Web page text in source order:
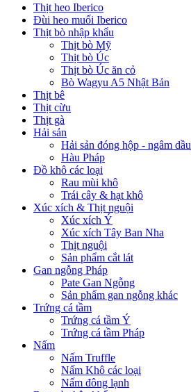
Thịt heo Iberico
Đùi heo muối Iberico
Thịt bò nhập khẩu
Thịt bò Mỹ
Thịt bò Úc
Thịt bò Úc ăn cỏ
Bò Wagyu A5 Nhật Bản
Thịt bê
Thịt cừu
Thịt gà
Hải sản
Hải sản đóng hộp - ngâm dầu
Hàu Pháp
Đồ khô các loại
Rau mùi khô
Trái cây & hạt khô
Xúc xích & Thịt nguội
Xúc xích Ý
Xúc xích Tây Ban Nha
Thịt nguội
Sản phẩm cắt lát
Gan ngỗng Pháp
Pate Gan Ngỗng
Sản phẩm gan ngỗng khác
Trứng cá tầm
Trứng cá tầm Ý
Trứng cá tầm Pháp
Nấm
Nấm Truffle
Nấm Khô các loại
Nấm đông lạnh